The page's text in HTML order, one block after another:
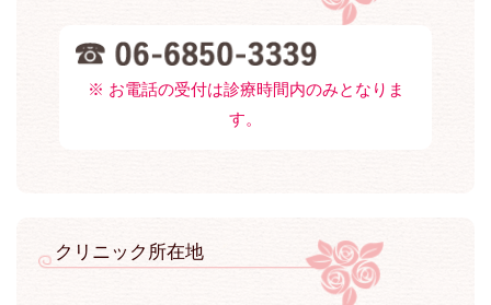
※ お電話の受付は診療時間内のみとなりま
す。
クリニック所在地